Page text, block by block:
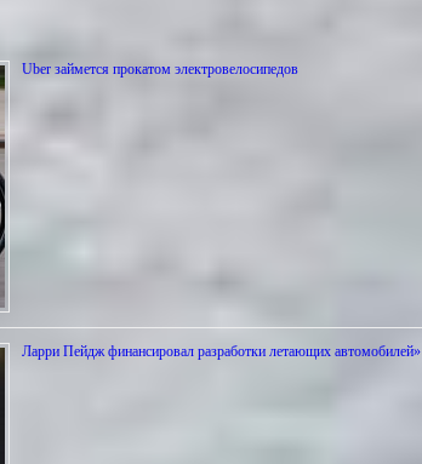
Uber займется прокатом электровелосипедов
Ларри Пейдж финансировал разработки летающих автомобилей»